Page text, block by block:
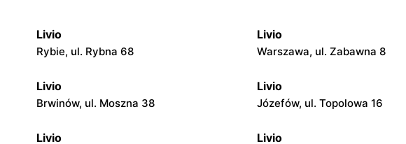
Livio
Rybie, ul. Rybna 68
Livio
Warszawa, ul. Zabawna 8
Livio
Brwinów, ul. Moszna 38
Livio
Józefów, ul. Topolowa 16
Livio Livio